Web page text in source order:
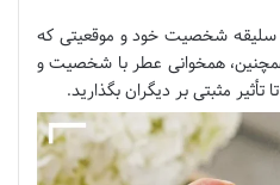
شخصیت خود و موقعیتی که
همچنین، همخوانی عطر با شخصیت و
مثبتی بر دیگران بگذارید.